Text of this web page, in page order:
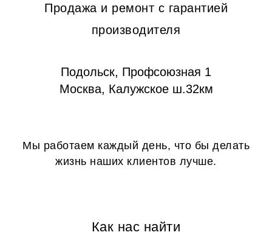
Продажа и ремонт с гарантией
производителя
Подольск, Профсоюзная 1
Москва, Калужское ш.32км
Мы работаем каждый день, что бы делать
жизнь наших клиентов лучше.
Как нас найти